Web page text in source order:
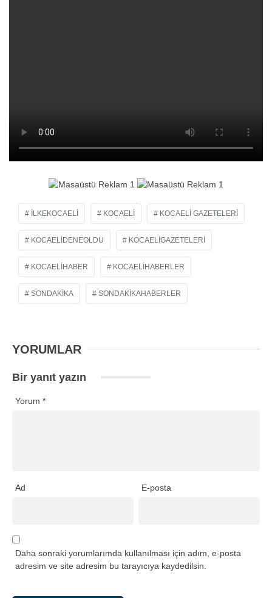
ILKEKOCAELI KOCAELI KOCAELI GAZETELERI
KOCAELIDENEOLDU KOCAELIGAZETELERI
KOCAELIHABER KOCAELIHABERLER
SONDAKIKA SONDAKIKAHABERLER
YORUMLAR
Bir yanıt yazın
Yorum *
Ad E-posta
Daha sonraki yorumlarımda kullanılması için adım, e-posta
adresim ve site adresim bu tarayıcıya kaydedilsin.